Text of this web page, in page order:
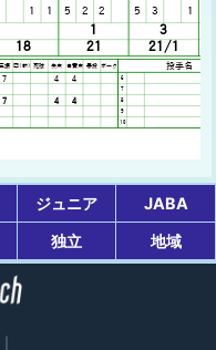
ジュニア
JABA
独立 地域